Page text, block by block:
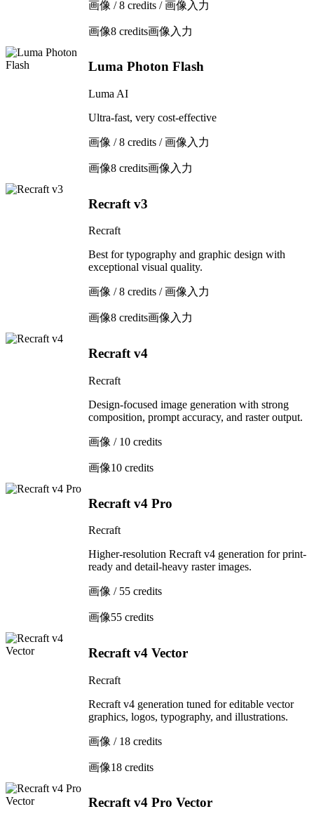
画像 / 8 credits / 画像入力
画像8 credits画像入力
Luma Photon Flash
Luma AI
Ultra-fast, very cost-effective
画像 / 8 credits / 画像入力
画像8 credits画像入力
Recraft v3
Recraft
Best for typography and graphic design with
exceptional visual quality.
画像 / 8 credits / 画像入力
画像8 credits画像入力
Recraft v4
Recraft
Design-focused image generation with strong
composition, prompt accuracy, and raster output.
画像 / 10 credits
画像10 credits
Recraft v4 Pro
Recraft
Higher-resolution Recraft v4 generation for print-
ready and detail-heavy raster images.
画像 / 55 credits
画像55 credits
Recraft v4 Vector
Recraft
Recraft v4 generation tuned for editable vector
graphics, logos, typography, and illustrations.
画像 / 18 credits
画像18 credits
Recraft v4 Pro Vector